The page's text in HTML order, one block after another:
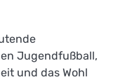
Jugendfußball,
und das Wohl